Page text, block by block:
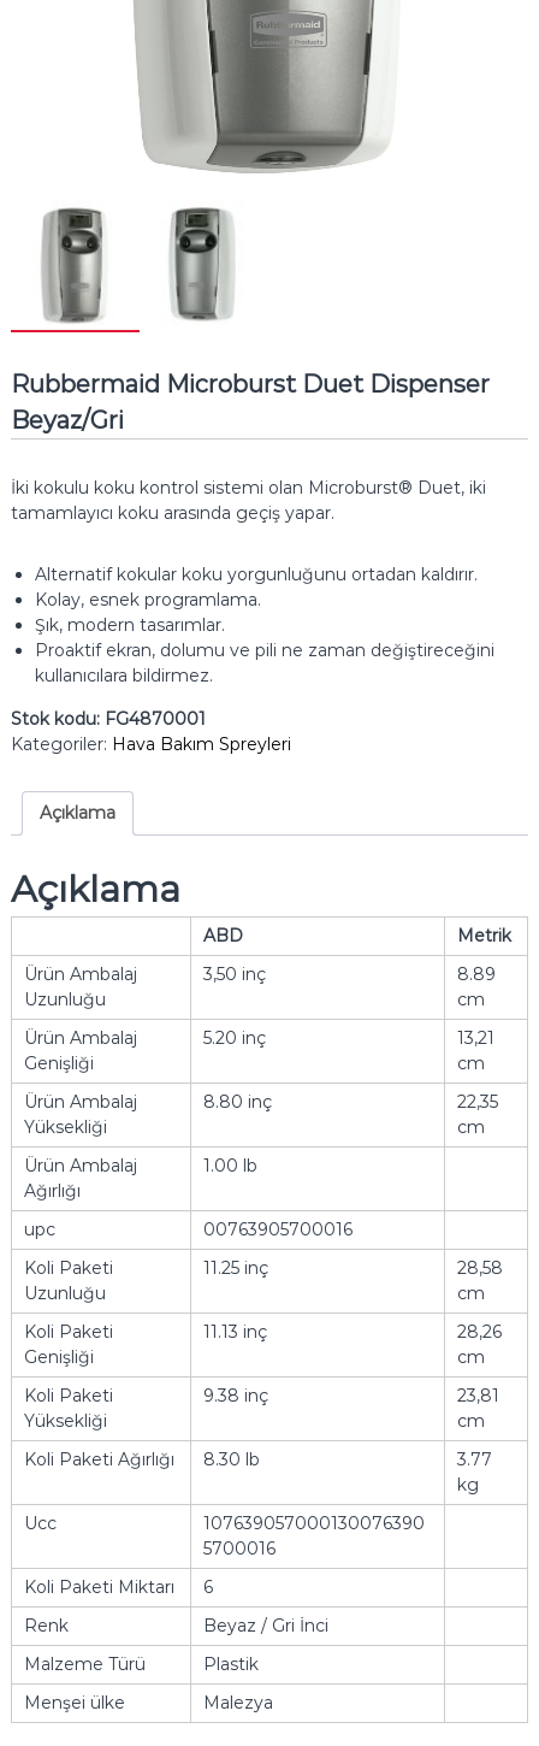
Rubbermaid Microburst Duet Dispenser
Beyaz/Gri
İki kokulu koku kontrol sistemi olan Microburst® Duet, iki
tamamlayıcı koku arasında geçiş yapar.
Alternatif kokular koku yorgunluğunu ortadan kaldırır.
Kolay, esnek programlama.
Şık, modern tasarımlar.
Proaktif ekran, dolumu ve pili ne zaman değiştireceğini
kullanıcılara bildirmez.
Stok kodu: FG4870001
Kategoriler: Hava Bakım Spreyleri
Açıklama
Açıklama
ABD
Metrik
Ürün Ambalaj
Uzunluğu
3,50 inç
8.89
cm
Ürün Ambalaj
Genişliği
5.20 inç
13,21
cm
Ürün Ambalaj
Yüksekliği
8.80 inç
22,35
cm
Ürün Ambalaj
Ağırlığı
1.00 lb
upc
00763905700016
Koli Paketi
Uzunluğu
11.25 inç
28,58
cm
Koli Paketi
Genişliği
11.13 inç
28,26
cm
Koli Paketi
Yüksekliği
9.38 inç
23,81
cm
Koli Paketi Ağırlığı
8.30 lb
3.77
kg
Ucc
107639057000130076390
5700016
Koli Paketi Miktarı
6
Renk
Beyaz / Gri İnci
Malzeme Türü
Plastik
Menşei ülke
Malezya